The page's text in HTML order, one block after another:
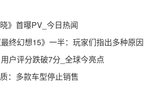
》首曝PV_今日热闻
终幻想15》一半：玩家们指出多种原因
户评分跌破7分_全球今亮点
：多款车型停止销售